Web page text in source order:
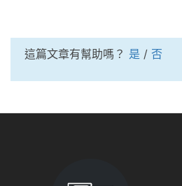
這篇文章有幫助嗎？ 是 / 否